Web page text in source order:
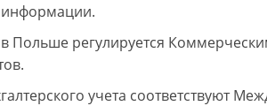
Польше регулируется
учета соответствуют